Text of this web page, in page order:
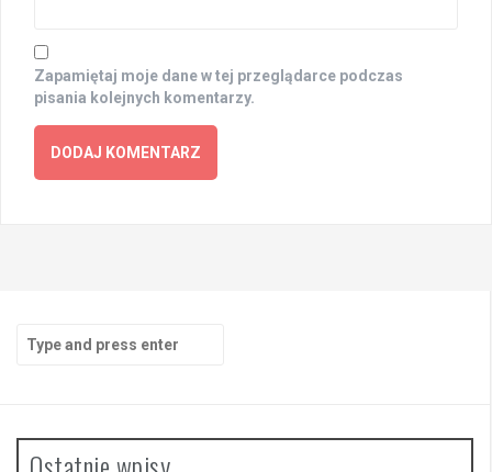
Zapamiętaj moje dane w tej przeglądarce podczas
pisania kolejnych komentarzy.
Search
for: